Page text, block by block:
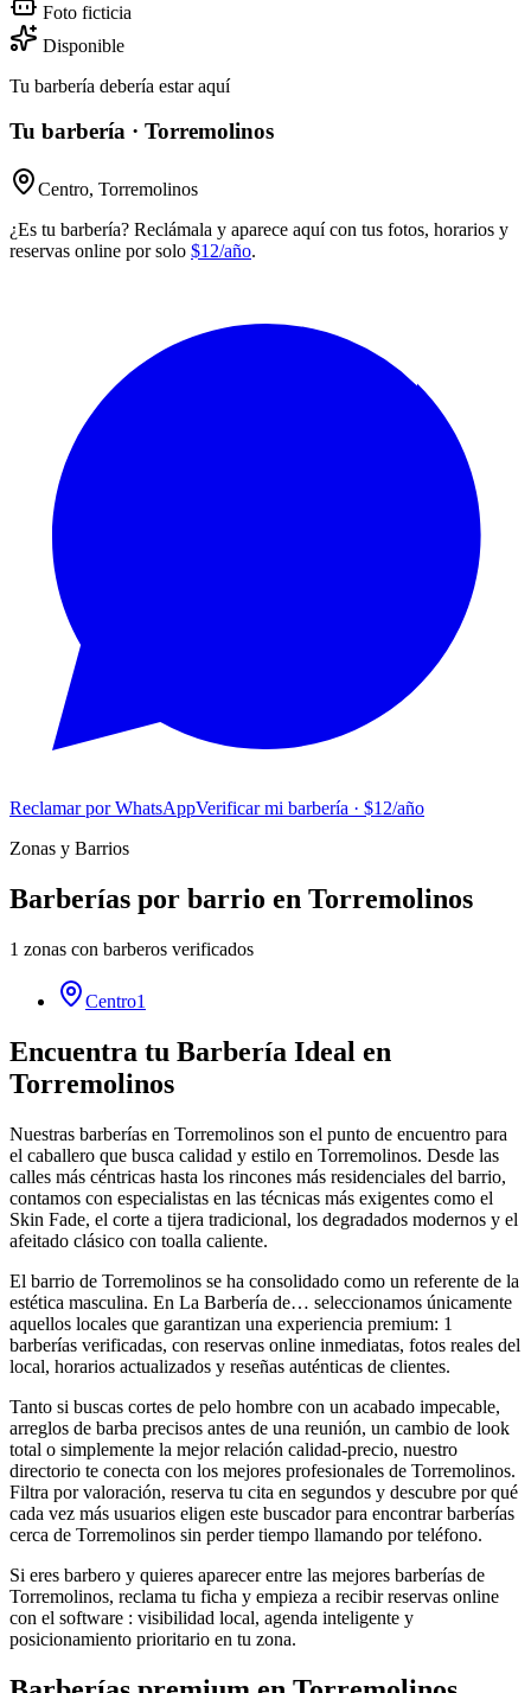
Foto ficticia
Disponible
Tu barbería debería estar aquí
Tu barbería · Torremolinos
Centro, Torremolinos
¿Es tu barbería? Reclámala y aparece aquí con tus fotos, horarios y
reservas online por solo $12/año.
Reclamar por WhatsAppVerificar mi barbería · $12/año
Zonas y Barrios
Barberías por barrio en Torremolinos
1 zonas con barberos verificados
Centro1
Encuentra tu Barbería Ideal en
Torremolinos
Nuestras barberías en Torremolinos son el punto de encuentro para
el caballero que busca calidad y estilo en Torremolinos. Desde las
calles más céntricas hasta los rincones más residenciales del barrio,
contamos con especialistas en las técnicas más exigentes como el
Skin Fade, el corte a tijera tradicional, los degradados modernos y el
afeitado clásico con toalla caliente.
El barrio de Torremolinos se ha consolidado como un referente de la
estética masculina. En La Barbería de… seleccionamos únicamente
aquellos locales que garantizan una experiencia premium: 1
barberías verificadas, con reservas online inmediatas, fotos reales del
local, horarios actualizados y reseñas auténticas de clientes.
Tanto si buscas cortes de pelo hombre con un acabado impecable,
arreglos de barba precisos antes de una reunión, un cambio de look
total o simplemente la mejor relación calidad-precio, nuestro
directorio te conecta con los mejores profesionales de Torremolinos.
Filtra por valoración, reserva tu cita en segundos y descubre por qué
cada vez más usuarios eligen este buscador para encontrar barberías
cerca de Torremolinos sin perder tiempo llamando por teléfono.
Si eres barbero y quieres aparecer entre las mejores barberías de
Torremolinos, reclama tu ficha y empieza a recibir reservas online
con el software : visibilidad local, agenda inteligente y
posicionamiento prioritario en tu zona.